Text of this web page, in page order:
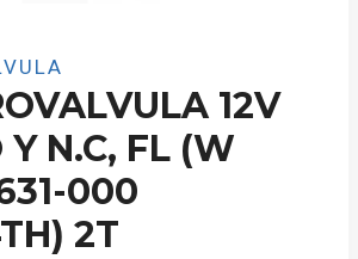
12V
Y N.C, FL (W
000
2T